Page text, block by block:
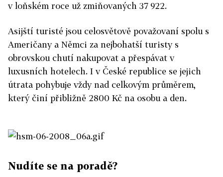
v loňském roce už zmiňovaných 37 922.
Asijští turisté jsou celosvětově považovaní spolu s
Američany a Němci za nejbohatší turisty s
obrovskou chutí nakupovat a přespávat v
luxusních hotelech. I v České republice se jejich
útrata pohybuje vždy nad celkovým průměrem,
který činí přibližně 2800 Kč na osobu a den.
Nudíte se na poradě?